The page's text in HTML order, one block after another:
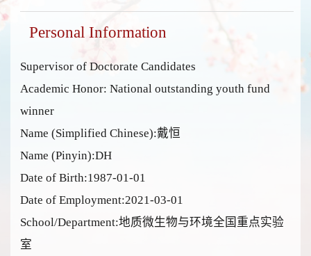
Personal Information
Supervisor of Doctorate Candidates
Academic Honor: National outstanding youth fund
winner
Name (Simplified Chinese):戴恒
Name (Pinyin):DH
Date of Birth:1987-01-01
Date of Employment:2021-03-01
School/Department:地质微生物与环境全国重点实验
室